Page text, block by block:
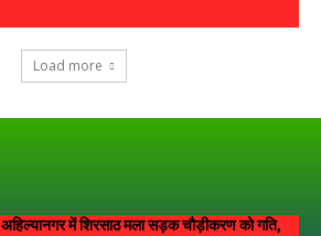
Load more
अहिल्यानगर में शिरसाठ मला सड़क चौड़ीकरण को गति,